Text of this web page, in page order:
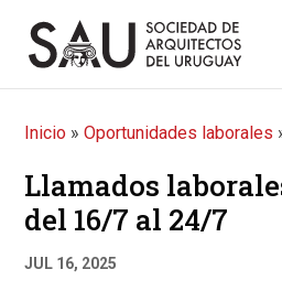
Inicio »Oportunidades laborales
Llamados
del 16/7 al 24/7
JUL 16, 2025